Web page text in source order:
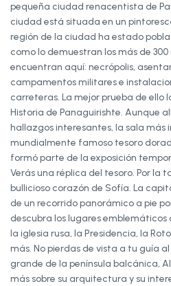
pequeña ciudad renacentista de
ciudad está situada en un
región de la ciudad ha estado
como lo demuestran los más de
encuentran aquí: necrópolis,
campamentos militares e
carreteras. La mejor prueba de ello
Historia de Panaguirishte. Aunque
hallazgos interesantes, la sala
mundialmente famoso tesoro
formó parte de la exposición
Verás una réplica del tesoro. Por la
bullicioso corazón de Sofía. La
de un recorrido panorámico a pie
descubra los lugares emblemáticos
la iglesia rusa, la Presidencia, la
más. No pierdas de vista a tu guía
grande de la península balcánica,
más sobre su arquitectura y su